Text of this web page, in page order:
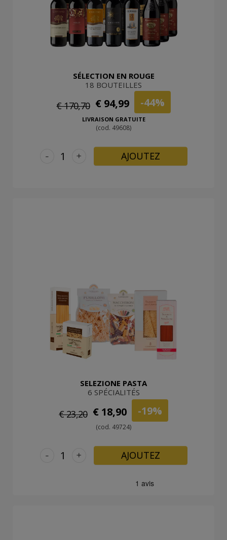
SÉLECTION EN ROUGE
18 BOUTEILLES
€ 170,70 € 94,99 -44%
LIVRAISON GRATUITE
(cod. 49608)
+
- AJOUTEZ
SELEZIONE PASTA
6 SPÉCIALITÉS
€ 23,20 € 18,90 -19%
(cod. 49724)
+
- AJOUTEZ